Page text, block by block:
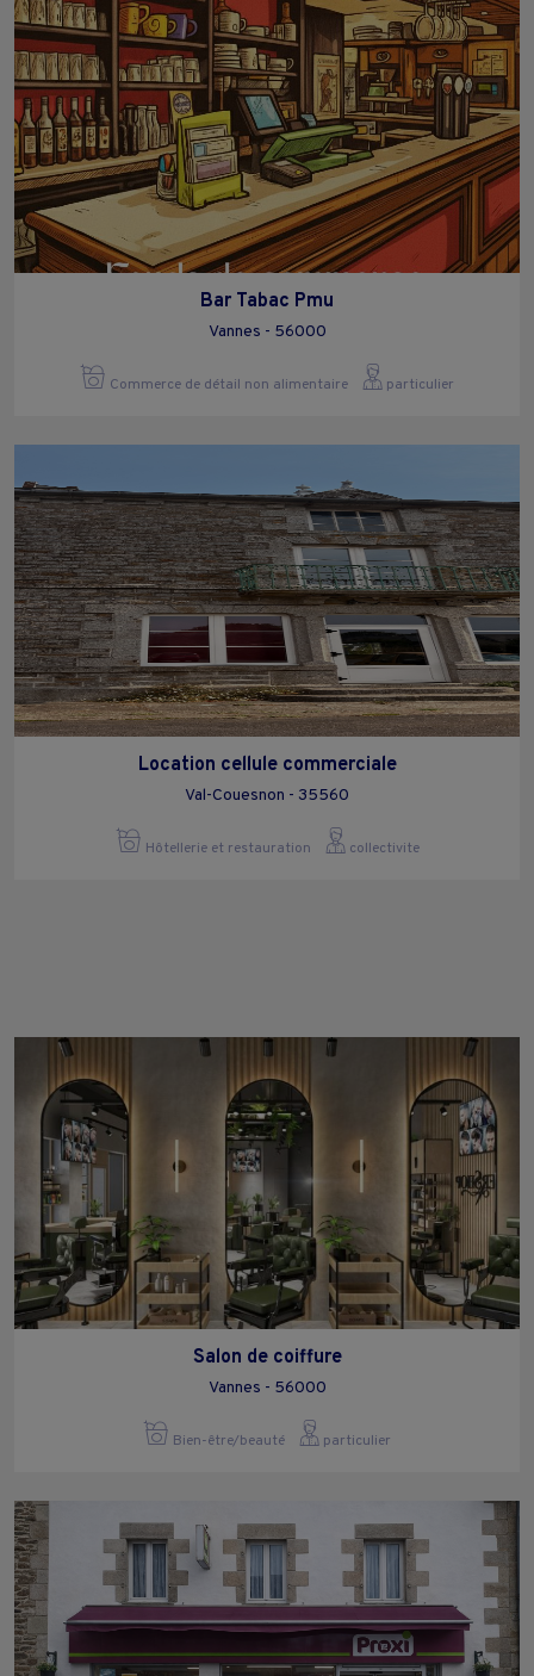
Bar Tabac Pmu
Vannes - 56000
Commerce de détail non alimentaire particulier
Location cellule commerciale
Val-Couesnon - 35560
Hôtellerie et restauration collectivite
Salon de coiffure
Vannes - 56000
Bien-être/beauté particulier